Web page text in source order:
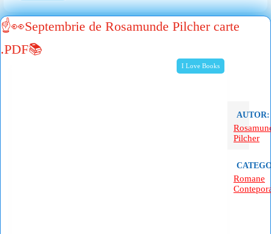
I Love Books
☝👀Septembrie de Rosamunde Pilcher carte
.PDF📚
AUTOR:
Pilcher
Romane